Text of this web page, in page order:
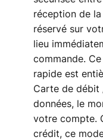
réception de
réservé sur
lieu
commande.
rapide est
Carte de débit
données, le
votre compte.
crédit, ce